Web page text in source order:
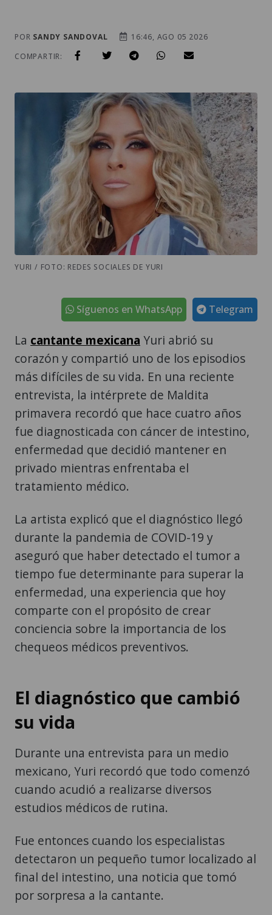
POR SANDY SANDOVAL
16:46, AGO 05 2026
COMPARTIR:
YURI / FOTO: REDES SOCIALES DE YURI
Telegram
Síguenos en WhatsApp
La cantante mexicana Yuri abrió su
corazón y compartió uno de los episodios
más difíciles de su vida. En una reciente
entrevista, la intérprete de Maldita
primavera recordó que hace cuatro años
fue diagnosticada con cáncer de intestino,
enfermedad que decidió mantener en
privado mientras enfrentaba el
tratamiento médico.
La artista explicó que el diagnóstico llegó
durante la pandemia de COVID-19 y
aseguró que haber detectado el tumor a
tiempo fue determinante para superar la
enfermedad, una experiencia que hoy
comparte con el propósito de crear
conciencia sobre la importancia de los
chequeos médicos preventivos.
El diagnóstico que cambió
su vida
Durante una entrevista para un medio
mexicano, Yuri recordó que todo comenzó
cuando acudió a realizarse diversos
estudios médicos de rutina.
Fue entonces cuando los especialistas
detectaron un pequeño tumor localizado al
final del intestino, una noticia que tomó
por sorpresa a la cantante.